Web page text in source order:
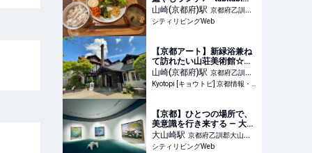
でゆったり過ごす休日｜シ
ティリビングWeb
山崎(京都府)駅 京都府乙訓郡
大山崎町
シティリビングWeb
【京都アート】新緑浴兼ね
て訪れたい山荘美術館☆民
藝展覧会「共鳴 河井寬次郎
×濱田庄司」
山崎(京都府)駅 京都府乙訓郡
大山崎町
Kyotopi [キョウトピ] 京都情報・観光・旅行・グルメ
【京都】ひとつの場所で、
美意識を行き来する — 大山
崎山荘で味わう空間体験｜
シティリビングWeb
大山崎駅 京都府乙訓郡大山崎
町
シティリビングWeb